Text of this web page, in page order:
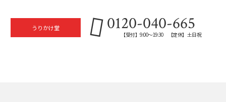
うりかけ堂 0120-040-665
【受付】9:00～19:30 【定休】土日祝